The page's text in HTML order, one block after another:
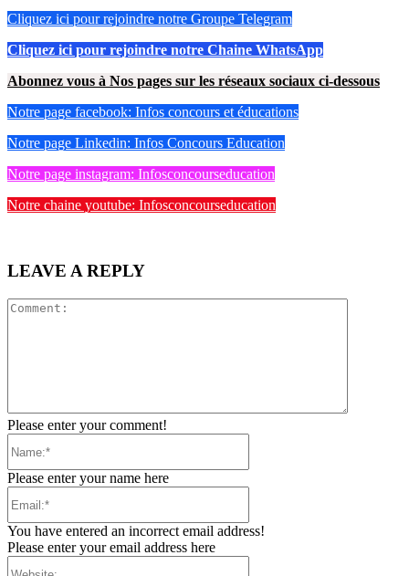
Cliquez ici pour rejoindre notre Groupe Telegram
Cliquez ici pour rejoindre notre Chaine WhatsApp
Abonnez vous à Nos pages sur les réseaux sociaux ci-dessous
Notre page facebook: Infos concours et éducations
Notre page Linkedin: Infos Concours Education
Notre page instagram: Infosconcourseducation
Notre chaine youtube: Infosconcourseducation
LEAVE A REPLY
Please enter your comment!
Please enter your name here
You have entered an incorrect email address!
Please enter your email address here